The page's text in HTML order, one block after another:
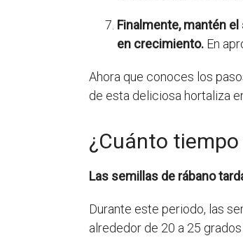
Finalmente, mantén
en crecimiento. En
Ahora que conoces los
de esta deliciosa hortaliza
¿Cuánto
Las semillas de rábano
Durante este periodo, las
alrededor de 20 a 25